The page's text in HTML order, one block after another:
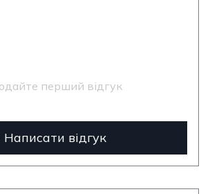
перший відгук
Написати відгук